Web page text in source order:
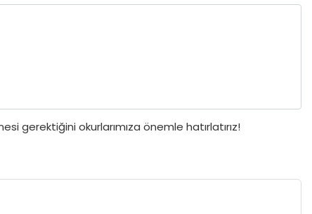
gerektiğini okurlarımıza önemle hatırlatırız!